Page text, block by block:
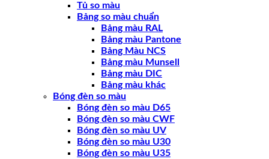
Tủ so màu
Bảng so màu chuẩn
Bảng màu RAL
Bảng màu Pantone
Bảng Màu NCS
Bảng màu Munsell
Bảng màu DIC
Bảng màu khác
Bóng đèn so màu
Bóng đèn so màu D65
Bóng đèn so màu CWF
Bóng đèn so màu UV
Bóng đèn so màu U30
Bóng đèn so màu U35